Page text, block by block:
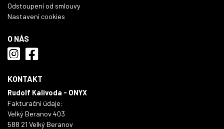
Odstoupení od smlouvy
Nastavení cookies
O NÁS
KONTAKT
Rudolf Kalivoda - ONYX
Fakturační údaje:
Velký Beranov 403
588 21 Velký Beranov